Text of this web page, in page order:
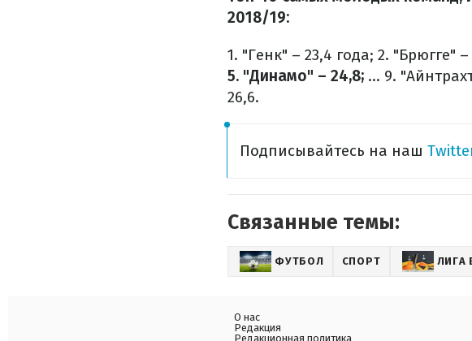
2018/19:
1. "Генк" – 23,4 года; 2. "Брюгге" –
5. "Динамо" – 24,8; ... 9.
26,6.
Подписывайтесь на наш
Связанные темы:
ФУТБОЛ СПОРТ ЛИГА
О нас
Редакция
Редакционная политика